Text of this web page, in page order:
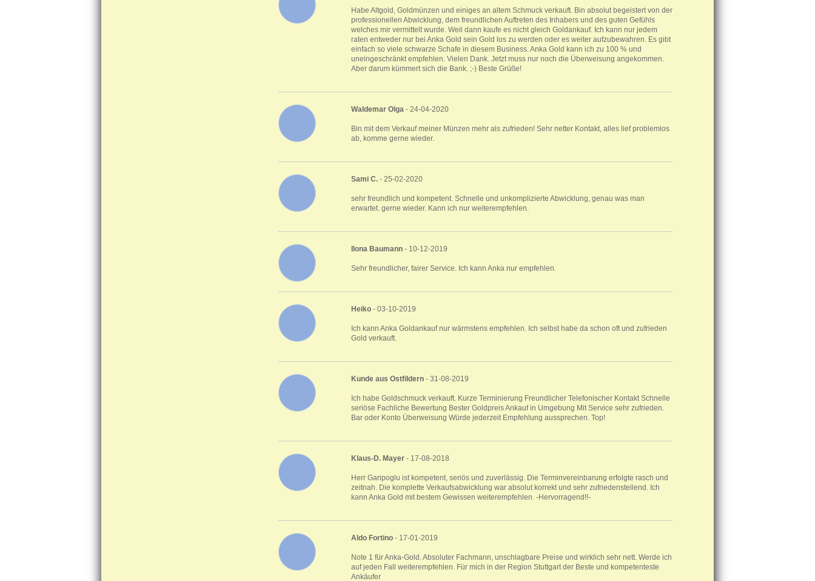
Habe Altgold, Goldmünzen und einiges an altem Schmuck verkauft. Bin absolut begeistert von der
professionellen Abwicklung, dem freundlichen Auftreten des Inhabers und des guten Gefühls
welches mir vermittelt wurde. Weil dann kaufe es nicht gleich Goldankauf. Ich kann nur jedem
raten entweder nur bei Anka Gold sein Gold los zu werden oder es weiter aufzubewahren. Es gibt
einfach so viele schwarze Schafe in diesem Business. Anka Gold kann ich zu 100 % und
uneingeschränkt empfehlen. Vielen Dank. Jetzt muss nur noch die Überweisung angekommen.
Aber darum kümmert sich die Bank. ;-) Beste Grüße!
Waldemar Olga - 24-04-2020
Bin mit dem Verkauf meiner Münzen mehr als zufrieden! Sehr netter Kontakt, alles lief problemlos
ab, komme gerne wieder.
Sami C. - 25-02-2020
sehr freundlich und kompetent. Schnelle und unkomplizierte Abwicklung, genau was man
erwartet. gerne wieder. Kann ich nur weiterempfehlen.
Ilona Baumann - 10-12-2019
Sehr freundlicher, fairer Service. Ich kann Anka nur empfehlen.
Heiko - 03-10-2019
Ich kann Anka Goldankauf nur wärmstens empfehlen. Ich selbst habe da schon oft und zufrieden
Gold verkauft.
Kunde aus Ostfildern - 31-08-2019
Ich habe Goldschmuck verkauft. Kurze Terminierung Freundlicher Telefonischer Kontakt Schnelle
seriöse Fachliche Bewertung Bester Goldpreis Ankauf in Umgebung Mit Service sehr zufrieden.
Bar oder Konto Überweisung Würde jederzeit Empfehlung aussprechen. Top!
Klaus-D. Mayer - 17-08-2018
Herr Garipoglu ist kompetent, seriös und zuverlässig. Die Terminvereinbarung erfolgte rasch und
zeitnah. Die komplette Verkaufsabwicklung war absolut korrekt und sehr zufriedenstellend. Ich
kann Anka Gold mit bestem Gewissen weiterempfehlen. -Hervorragend!!-
Aldo Fortino - 17-01-2019
Note 1 für Anka-Gold. Absoluter Fachmann, unschlagbare Preise und wirklich sehr nett. Werde ich
auf jeden Fall weiterempfehlen. Für mich in der Region Stuttgart der Beste und kompetenteste
Ankäufer